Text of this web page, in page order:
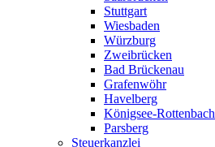
Stuttgart
Wiesbaden
Würzburg
Zweibrücken
Bad Brückenau
Grafenwöhr
Havelberg
Königsee-Rottenbach
Parsberg
Steuerkanzlei